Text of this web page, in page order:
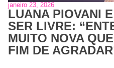
janeiro 23, 2026
LUANA PIOVANI
SER LIVRE:
MUITO NOVA
FIM DE